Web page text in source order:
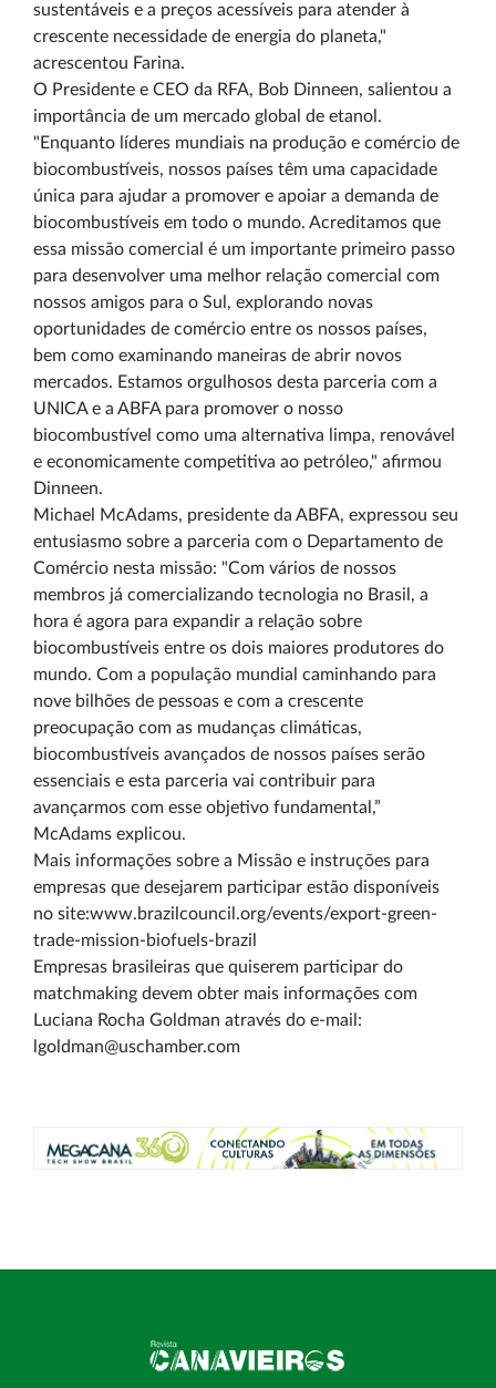
sustentáveis e a preços acessíveis para atender à
crescente necessidade de energia do planeta,"
acrescentou Farina.
O Presidente e CEO da RFA, Bob Dinneen, salientou a
importância de um mercado global de etanol.
"Enquanto líderes mundiais na produção e comércio de
biocombustíveis, nossos países têm uma capacidade
única para ajudar a promover e apoiar a demanda de
biocombustíveis em todo o mundo. Acreditamos que
essa missão comercial é um importante primeiro passo
para desenvolver uma melhor relação comercial com
nossos amigos para o Sul, explorando novas
oportunidades de comércio entre os nossos países,
bem como examinando maneiras de abrir novos
mercados. Estamos orgulhosos desta parceria com a
UNICA e a ABFA para promover o nosso
biocombustível como uma alternativa limpa, renovável
e economicamente competitiva ao petróleo," afirmou
Dinneen.
Michael McAdams, presidente da ABFA, expressou seu
entusiasmo sobre a parceria com o Departamento de
Comércio nesta missão: "Com vários de nossos
membros já comercializando tecnologia no Brasil, a
hora é agora para expandir a relação sobre
biocombustíveis entre os dois maiores produtores do
mundo. Com a população mundial caminhando para
nove bilhões de pessoas e com a crescente
preocupação com as mudanças climáticas,
biocombustíveis avançados de nossos países serão
essenciais e esta parceria vai contribuir para
avançarmos com esse objetivo fundamental,”
McAdams explicou.
Mais informações sobre a Missão e instruções para
empresas que desejarem participar estão disponíveis
no site:www.brazilcouncil.org/events/export-green-
trade-mission-biofuels-brazil
Empresas brasileiras que quiserem participar do
matchmaking devem obter mais informações com
Luciana Rocha Goldman através do e-mail:
lgoldman@uschamber.com